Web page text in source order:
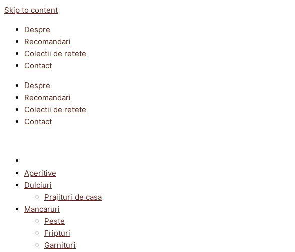
Skip to content
Despre
Recomandari
Colectii de retete
Contact
Despre
Recomandari
Colectii de retete
Contact
Aperitive
Dulciuri
Prajituri de casa
Mancaruri
Peste
Fripturi
Garnituri